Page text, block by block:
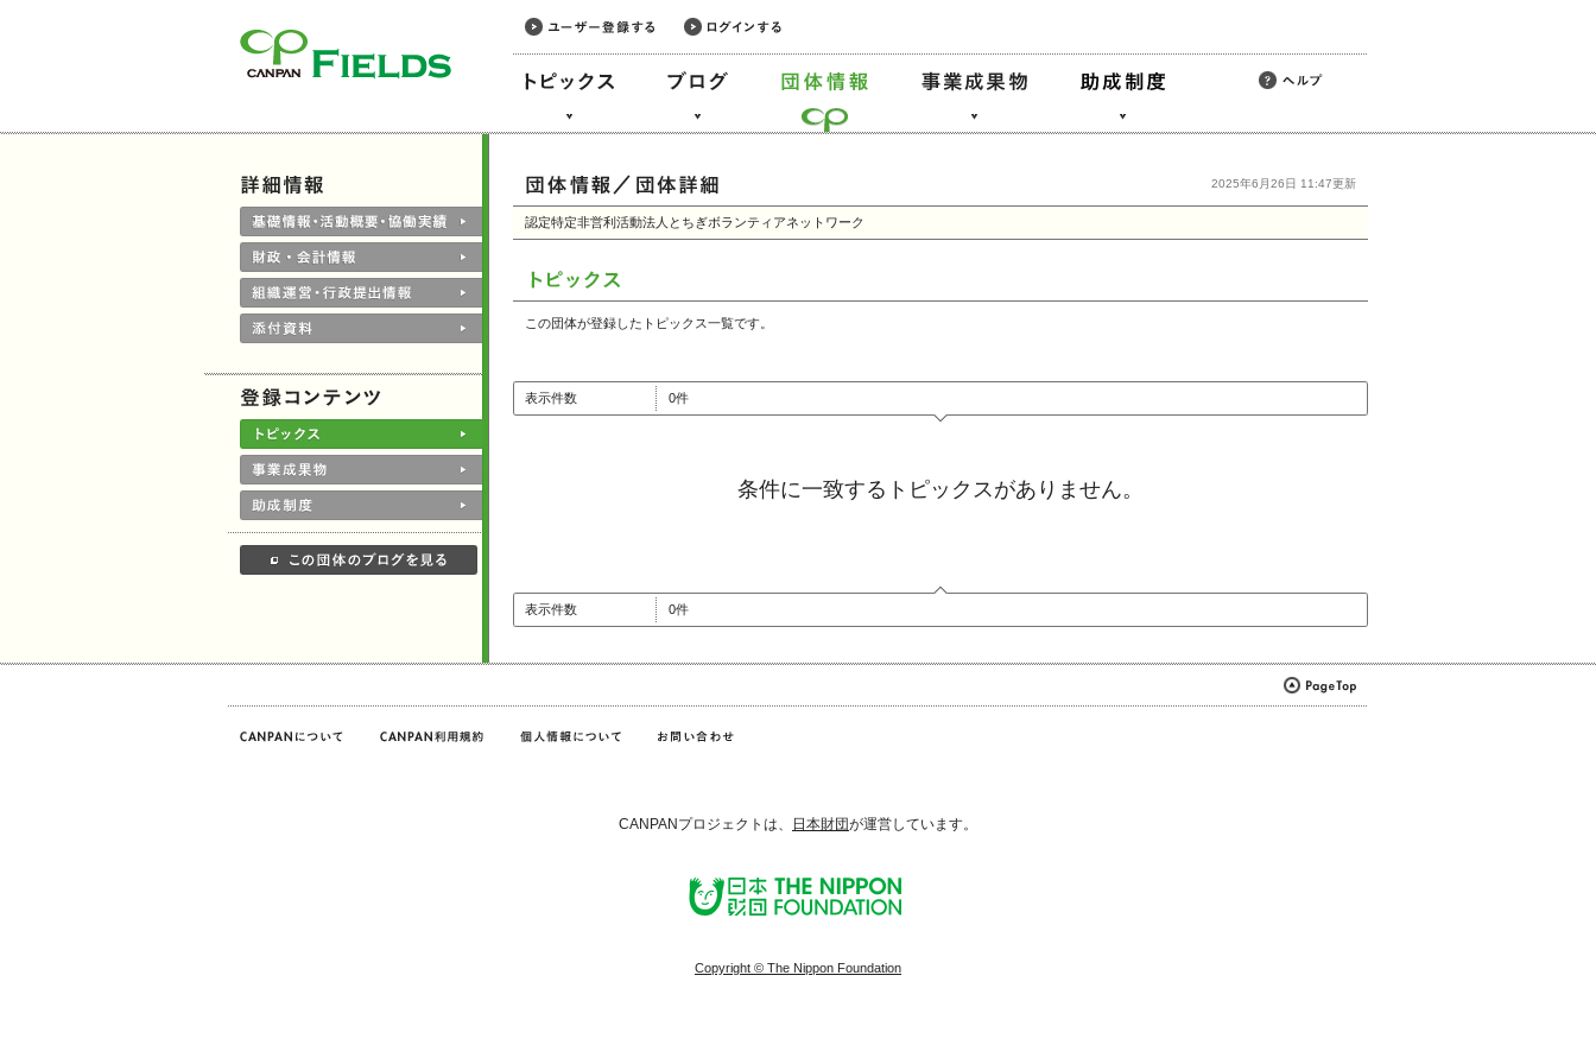
2025年6月26日 11:47更新
認定特定非営利活動法人とちぎボランティアネットワーク
この団体が登録したトピックス一覧です。
表示件数 0件
条件に一致するトピックスがありません。
表示件数 0件
CANPANプロジェクトは、 日本財団が運営しています。
Copyright © The Nippon Foundation